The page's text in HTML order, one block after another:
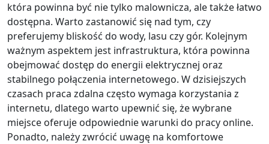
która powinna być nie tylko malownicza, ale także łatwo
dostępna. Warto zastanowić się nad tym, czy
preferujemy bliskość do wody, lasu czy gór. Kolejnym
ważnym aspektem jest infrastruktura, która powinna
obejmować dostęp do energii elektrycznej oraz
stabilnego połączenia internetowego. W dzisiejszych
czasach praca zdalna często wymaga korzystania z
internetu, dlatego warto upewnić się, że wybrane
miejsce oferuje odpowiednie warunki do pracy online.
Ponadto, należy zwrócić uwagę na komfortowe